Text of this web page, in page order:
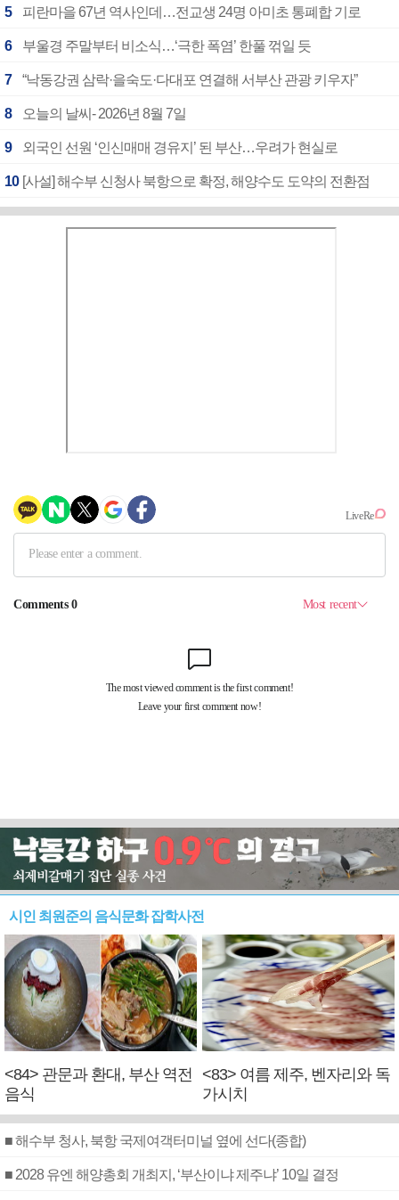
5 피란마을 67년 역사인데…전교생 24명 아미초 통폐합 기로
6 부울경 주말부터 비소식…‘극한 폭염’ 한풀 꺾일 듯
7 “낙동강권 삼락·을숙도·다대포 연결해 서부산 관광 키우자”
8 오늘의 날씨- 2026년 8월 7일
9 외국인 선원 ‘인신매매 경유지’ 된 부산…우려가 현실로
10 [사설] 해수부 신청사 북항으로 확정, 해양수도 도약의 전환점
시인 최원준의 음식문화 잡학사전
<84> 관문과 환대, 부산 역전
음식
<83> 여름 제주, 벤자리와 독
가시치
■ 해수부 청사, 북항 국제여객터미널 옆에 선다(종합)
■ 2028 유엔 해양총회 개최지, ‘부산이냐 제주냐’ 10일 결정